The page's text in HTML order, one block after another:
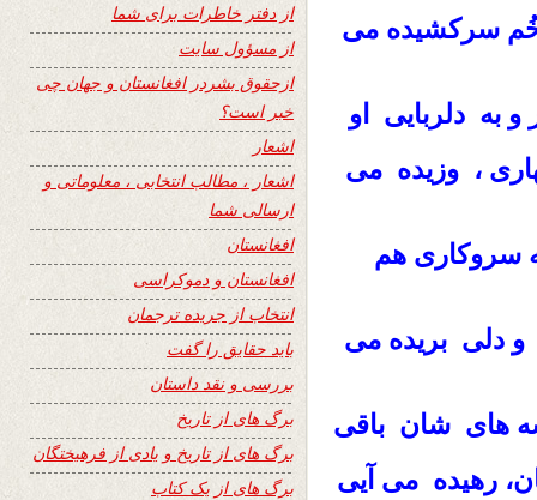
سرکشیده می
به دلربایی او
، وزیده می
سروکاری هم
دلی بریده می
های شان باقی
رهیده می آیی
از دفتر خاطرات برای شما
از مسؤول سایت
ازحقوق بشردر افغانستان و جهان چی
خبر است؟
اشعار
اشعار ، مطالب انتخابی ، معلوماتی و
ارسالی شما
افغانستان
افغانستان و دموکراسی
انتخاب از جریده ترجمان
باید حقایق را گفت
بررسی و نقد داستان
برگ های از تاریخ
برگ های از تاریخ و یادی از فرهیختگان
برگ های از یک کتاب